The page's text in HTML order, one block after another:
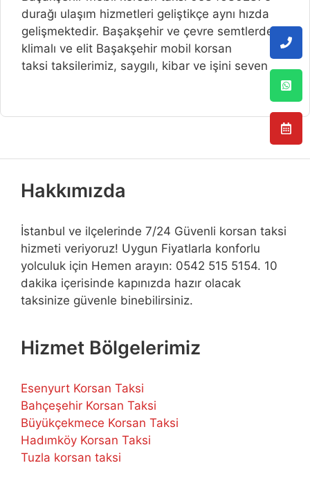
durağı ulaşım hizmetleri geliştikçe aynı hızda
gelişmektedir. Başakşehir ve çevre semtlerde,
klimalı ve elit Başakşehir mobil korsan
taksi taksilerimiz, saygılı, kibar ve işini seven
Hakkımızda
İstanbul ve ilçelerinde 7/24 Güvenli korsan taksi
hizmeti veriyoruz! Uygun Fiyatlarla konforlu
yolculuk için Hemen arayın: 0542 515 5154. 10
dakika içerisinde kapınızda hazır olacak
taksinize güvenle binebilirsiniz.
Hizmet Bölgelerimiz
Esenyurt Korsan Taksi
Bahçeşehir Korsan Taksi
Büyükçekmece Korsan Taksi
Hadımköy Korsan Taksi
Tuzla korsan taksi